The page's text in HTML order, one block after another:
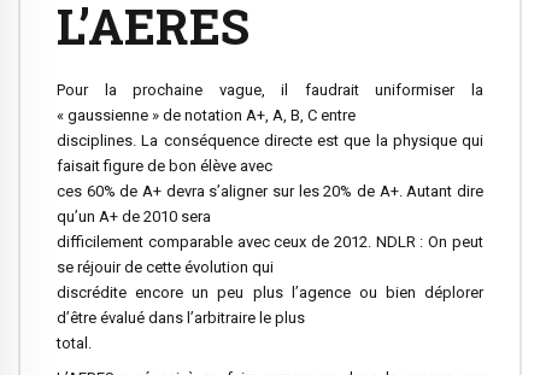
L’AERES
Pour la prochaine vague,il faudrait uniformiser la
« gaussienne » de notation A+, A, B, C entre
disciplines. La conséquence directe est que la physique qui
faisait figure de bon élève avec
ces 60% de A+ devra s’aligner sur les 20% de A+. Autant dire
qu’un A+ de 2010 sera
difficilement comparable avec ceux de 2012. NDLR : On peut
se réjouir de cette évolution qui
discrédite encore un peu plus l’agence ou bien déplorer
d’être évalué dans l’arbitraire le plus
total.